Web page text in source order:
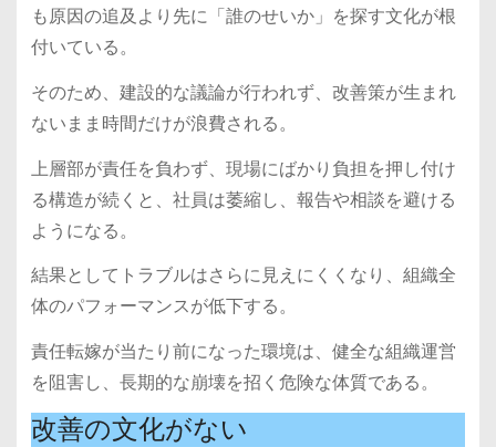
も原因の追及より先に「誰のせいか」を探す文化が根
付いている。
そのため、建設的な議論が行われず、改善策が生まれ
ないまま時間だけが浪費される。
上層部が責任を負わず、現場にばかり負担を押し付け
る構造が続くと、社員は萎縮し、報告や相談を避ける
ようになる。
結果としてトラブルはさらに見えにくくなり、組織全
体のパフォーマンスが低下する。
責任転嫁が当たり前になった環境は、健全な組織運営
を阻害し、長期的な崩壊を招く危険な体質である。
改善の文化がない